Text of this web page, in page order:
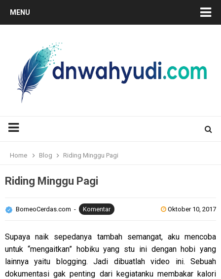
MENU
Home Blog Riding Minggu Pagi
Riding Minggu Pagi
BorneoCerdas.com Oktober 10, 2017
Komentar
Supaya naik sepedanya tambah semangat, aku mencoba
untuk “mengaitkan” hobiku yang stu ini dengan hobi yang
lainnya yaitu blogging. Jadi dibuatlah video ini. Sebuah
dokumentasi gak penting dari kegiatanku membakar kalori